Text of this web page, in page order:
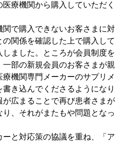
療機関から購入していただく
で購入できないお客さまに対
関係を確認した上で購入して
ました。ところが会員制度を
部の新規会員のお客さまが親
機関専門メーカーのサプリメ
き込んでくださるようになり
が広まることで再び患者さまが
、それがまたもや問題となっ
と対応策の協議を重ね、「ア